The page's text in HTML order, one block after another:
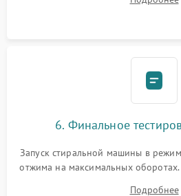
герметиком для предотвращения
6. Финальное
Запуск стиральной машины в
отжима на максимальных
корректности слива,
Подробнее